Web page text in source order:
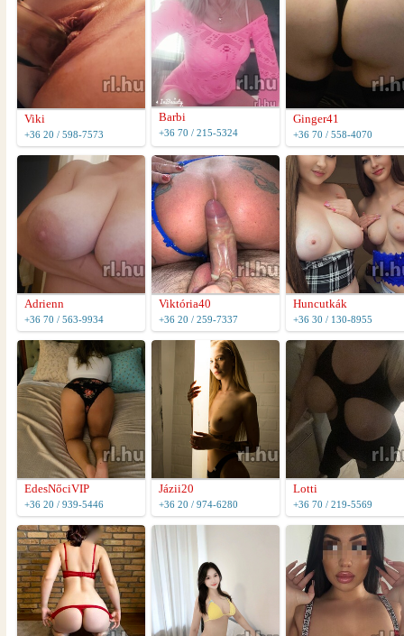
Viki
+36 20 / 598-7573
Barbi
+36 70 / 215-5324
Ginger41
+36 70 / 558-4070
Adrienn
+36 70 / 563-9934
Viktória40
+36 20 / 259-7337
Huncutkák
+36 30 / 130-8955
EdesNőciVIP
+36 20 / 939-5446
Jázii20
+36 20 / 974-6280
Lotti
+36 70 / 219-5569